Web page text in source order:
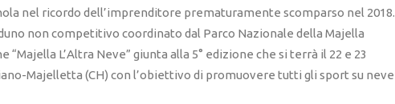
nel ricordo dell’imprenditore prematuramente scomparso nel 2018.
non competitivo coordinato dal Parco Nazionale della Majella
L’Altra Neve” giunta alla 5° edizione che si terrà il 22 e 23
Majelletta (CH) con l’obiettivo di promuovere tutti gli sport su neve